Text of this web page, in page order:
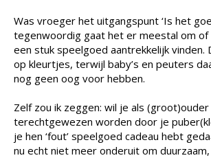
Was vroeger het uitgangspunt ‘Is het
tegenwoordig gaat het er meestal om
een stuk speelgoed aantrekkelijk vinden.
op kleurtjes, terwijl baby’s en peuters
nog geen oog voor hebben.
Zelf zou ik zeggen: wil je als
terechtgewezen worden door je
je hen ‘fout’ speelgoed cadeau hebt
nu echt niet meer onderuit om